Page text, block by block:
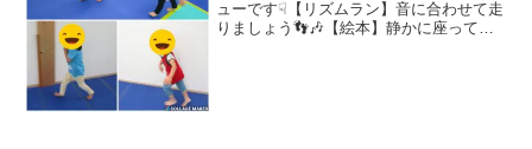
ューです☟【リズムラン】音に合わせて走
りましょう👣🎶【絵本】静かに座って見